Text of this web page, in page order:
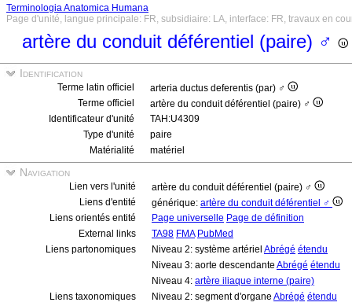
Terminologia Anatomica Humana
Page d'unité, langue principale: FR, subsidiaire: LA, interface: FR, travaux en
artère du conduit déférentiel (paire) ♂
Identification
Terme latin officiel
arteria ductus deferentis (par) ♂
Terme officiel
artère du conduit déférentiel (paire) ♂
Identificateur d'unité
TAH:U4309
Type d'unité
paire
Matérialité
matériel
Navigation
Lien vers l'unité
artère du conduit déférentiel (paire) ♂
Liens d'entité
générique: artère du conduit déférentiel ♂
Liens orientés entité
Page universelle Page de définition
External links
TA98 FMA PubMed
Liens partonomiques
Niveau 2: système artériel Abrégé étendu
Niveau 3: aorte descendante Abrégé étendu
Niveau 4: artère iliaque interne (paire)
Liens taxonomiques
Niveau 2: segment d'organe Abrégé étendu